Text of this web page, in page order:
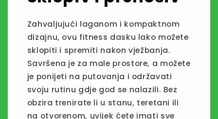
Zahvaljujući laganom i kompaktnom
dizajnu, ovu fitness dasku lako možete
sklopiti i spremiti nakon vježbanja.
Savršena je za male prostore, a možete
je ponijeti na putovanja i održavati
svoju rutinu gdje god se nalazili. Bez
obzira trenirate li u stanu, teretani ili
na otvorenom, uvijek ćete imati sve